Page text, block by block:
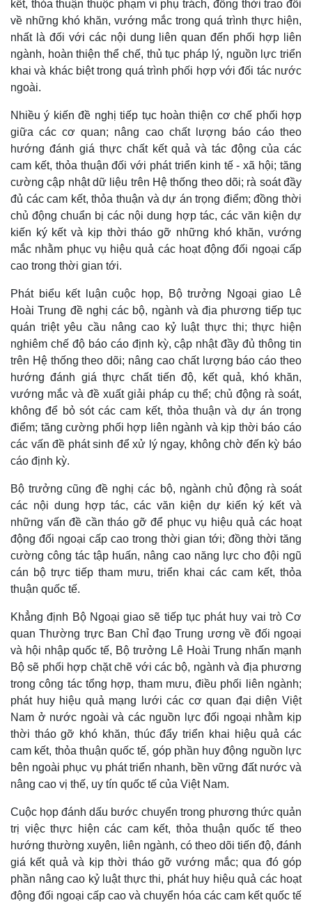
Pháp luật
Vụ án
Tin nóng
Tư vấn luật
Quân sự - Quốc phòng
Vũ khí
Việt Nam
Phân tích
kết, thỏa thuận thuộc phạm vi phụ trách, đồng thời trao đổi
về những khó khăn, vướng mắc trong quá trình thực hiện,
nhất là đối với các nội dung liên quan đến phối hợp liên
ngành, hoàn thiện thể chế, thủ tục pháp lý, nguồn lực triển
khai và khác biệt trong quá trình phối hợp với đối tác nước
ngoài.
Nhiều ý kiến đề nghị tiếp tục hoàn thiện cơ chế phối hợp
giữa các cơ quan; nâng cao chất lượng báo cáo theo
hướng đánh giá thực chất kết quả và tác động của các
cam kết, thỏa thuận đối với phát triển kinh tế - xã hội; tăng
cường cập nhật dữ liệu trên Hệ thống theo dõi; rà soát đầy
đủ các cam kết, thỏa thuận và dự án trọng điểm; đồng thời
chủ động chuẩn bị các nội dung hợp tác, các văn kiện dự
kiến ký kết và kịp thời tháo gỡ những khó khăn, vướng
mắc nhằm phục vụ hiệu quả các hoạt động đối ngoại cấp
cao trong thời gian tới.
Phát biểu kết luận cuộc họp, Bộ trưởng Ngoại giao Lê
Hoài Trung đề nghị các bộ, ngành và địa phương tiếp tục
quán triệt yêu cầu nâng cao kỷ luật thực thi; thực hiện
nghiêm chế độ báo cáo định kỳ, cập nhật đầy đủ thông tin
trên Hệ thống theo dõi; nâng cao chất lượng báo cáo theo
hướng đánh giá thực chất tiến độ, kết quả, khó khăn,
vướng mắc và đề xuất giải pháp cụ thể; chủ động rà soát,
không để bỏ sót các cam kết, thỏa thuận và dự án trọng
điểm; tăng cường phối hợp liên ngành và kịp thời báo cáo
các vấn đề phát sinh để xử lý ngay, không chờ đến kỳ báo
cáo định kỳ.
Bộ trưởng cũng đề nghị các bộ, ngành chủ động rà soát
các nội dung hợp tác, các văn kiện dự kiến ký kết và
những vấn đề cần tháo gỡ để phục vụ hiệu quả các hoạt
động đối ngoại cấp cao trong thời gian tới; đồng thời tăng
cường công tác tập huấn, nâng cao năng lực cho đội ngũ
cán bộ trực tiếp tham mưu, triển khai các cam kết, thỏa
thuận quốc tế.
Khẳng định Bộ Ngoại giao sẽ tiếp tục phát huy vai trò Cơ
quan Thường trực Ban Chỉ đạo Trung ương về đối ngoại
và hội nhập quốc tế, Bộ trưởng Lê Hoài Trung nhấn mạnh
Bộ sẽ phối hợp chặt chẽ với các bộ, ngành và địa phương
trong công tác tổng hợp, tham mưu, điều phối liên ngành;
phát huy hiệu quả mạng lưới các cơ quan đại diện Việt
Nam ở nước ngoài và các nguồn lực đối ngoại nhằm kịp
thời tháo gỡ khó khăn, thúc đẩy triển khai hiệu quả các
cam kết, thỏa thuận quốc tế, góp phần huy động nguồn lực
bên ngoài phục vụ phát triển nhanh, bền vững đất nước và
nâng cao vị thế, uy tín quốc tế của Việt Nam.
Cuộc họp đánh dấu bước chuyển trong phương thức quản
trị việc thực hiện các cam kết, thỏa thuận quốc tế theo
hướng thường xuyên, liên ngành, có theo dõi tiến độ, đánh
giá kết quả và kịp thời tháo gỡ vướng mắc; qua đó góp
phần nâng cao kỷ luật thực thi, phát huy hiệu quả các hoạt
động đối ngoại cấp cao và chuyển hóa các cam kết quốc tế